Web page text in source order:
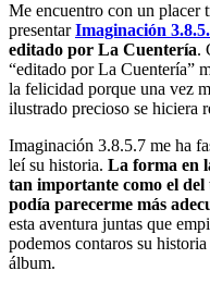
Me encuentro con un placer
presentar Imaginación
editado por La Cuentería.
“editado por La Cuentería”
la felicidad porque una vez
ilustrado precioso se hiciera
Imaginación 3.8.5.7 me ha
leí su historia. La forma en
tan importante como el del
podía parecerme más
esta aventura juntas que
podemos contaros su
álbum.